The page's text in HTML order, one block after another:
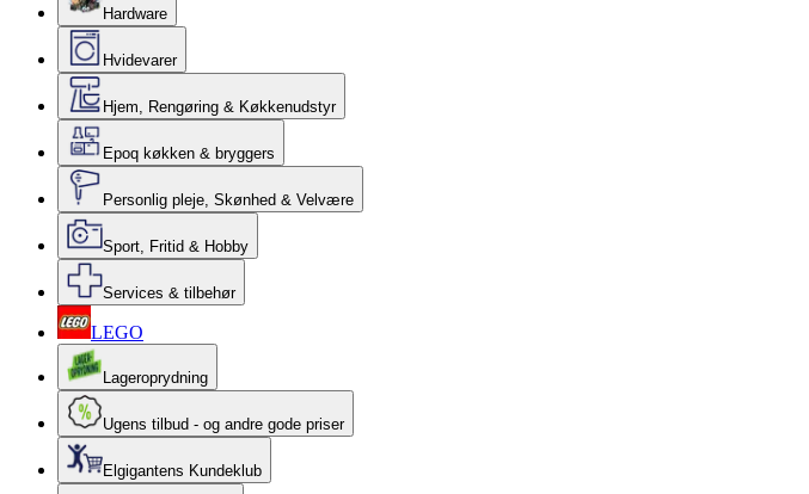
Hardware
Hvidevarer
Hjem, Rengøring & Køkkenudstyr
Epoq køkken & bryggers
Personlig pleje, Skønhed & Velvære
Sport, Fritid & Hobby
Services & tilbehør
LEGO
Lageroprydning
Ugens tilbud - og andre gode priser
Elgigantens Kundeklub